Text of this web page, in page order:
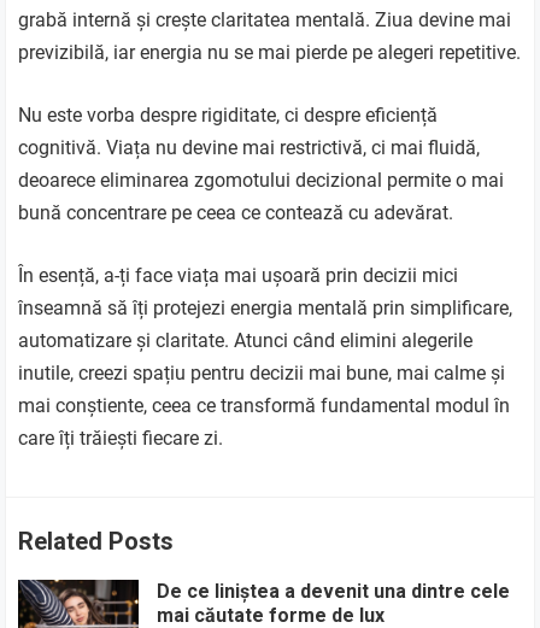
grabă internă și crește claritatea mentală. Ziua devine mai
previzibilă, iar energia nu se mai pierde pe alegeri repetitive.
Nu este vorba despre rigiditate, ci despre eficiență
cognitivă. Viața nu devine mai restrictivă, ci mai fluidă,
deoarece eliminarea zgomotului decizional permite o mai
bună concentrare pe ceea ce contează cu adevărat.
În esență, a-ți face viața mai ușoară prin decizii mici
înseamnă să îți protejezi energia mentală prin simplificare,
automatizare și claritate. Atunci când elimini alegerile
inutile, creezi spațiu pentru decizii mai bune, mai calme și
mai conștiente, ceea ce transformă fundamental modul în
care îți trăiești fiecare zi.
Related Posts
De ce liniștea a devenit una dintre cele
mai căutate forme de lux